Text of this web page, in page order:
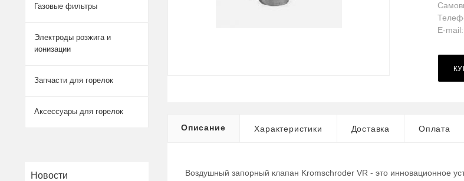
E-mail:
Описание Характеристики Доставка Оплата
Воздушный запорный клапан Kromschroder VR - это инновационное
Газовые фильтры
Электроды розжига и
ионизации
Запчасти для горелок
Аксессуары для горелок
Новости